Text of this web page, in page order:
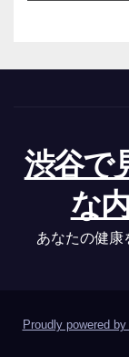
渋谷で
な
あなたの健康
Proudly powered